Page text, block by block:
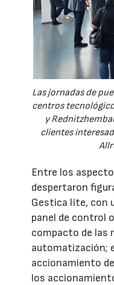
Las jornadas de
centros
y
clientes
Entre los
despertaron
Gestica lite, con
panel de control
compacto de las
automatización;
accionamiento
los